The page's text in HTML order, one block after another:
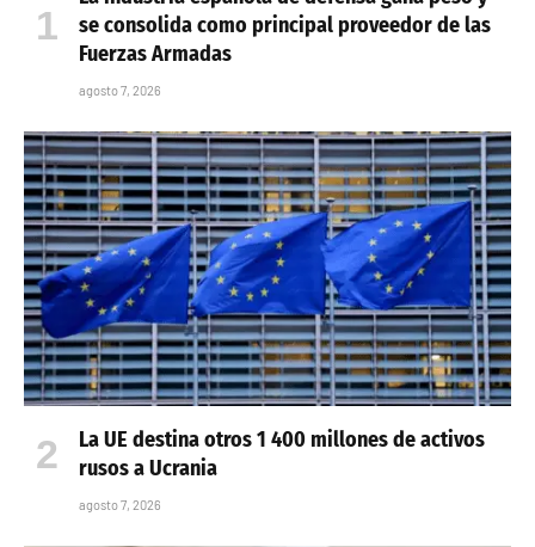
se consolida como principal proveedor de las
Fuerzas Armadas
agosto 7, 2026
La UE destina otros 1 400 millones de activos
rusos a Ucrania
agosto 7, 2026